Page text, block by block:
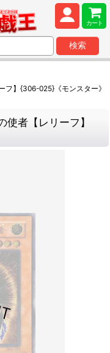
カート
検索
フ】{306-025}《モンスター》
使者【レリーフ】